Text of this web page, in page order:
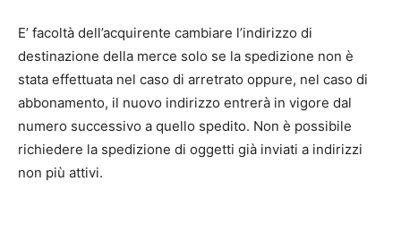
E’ facoltà dell’acquirente cambiare l’indirizzo di
destinazione della merce solo se la spedizione non è
stata effettuata nel caso di arretrato oppure, nel caso di
abbonamento, il nuovo indirizzo entrerà in vigore dal
numero successivo a quello spedito. Non è possibile
richiedere la spedizione di oggetti già inviati a indirizzi
non più attivi.